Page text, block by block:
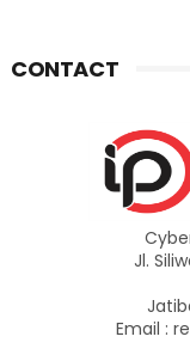
CONTACT
Jl.
Email :